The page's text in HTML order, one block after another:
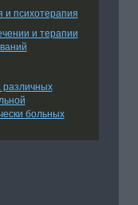
и психотерапия
и терапии
больных